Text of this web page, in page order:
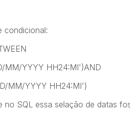
condicional:
MM/YYYY HH24:MI')AND
MM/YYYY HH24:MI')
no SQL essa selação de datas